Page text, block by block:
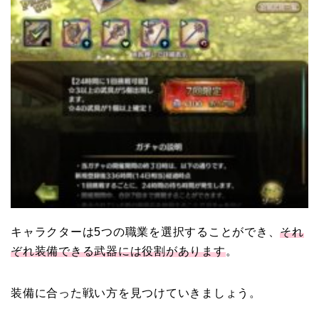
キャラクターは5つの職業を選択することができ、それ
ぞれ装備できる武器には役割があります。
装備に合った戦い方を見つけていきましょう。